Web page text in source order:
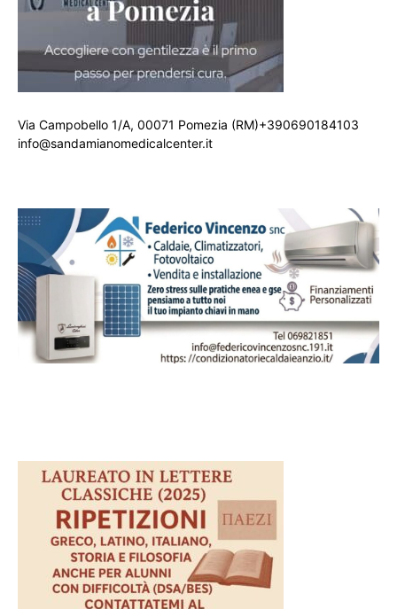
Via Campobello 1/A, 00071 Pomezia (RM)+390690184103
info@sandamianomedicalcenter.it